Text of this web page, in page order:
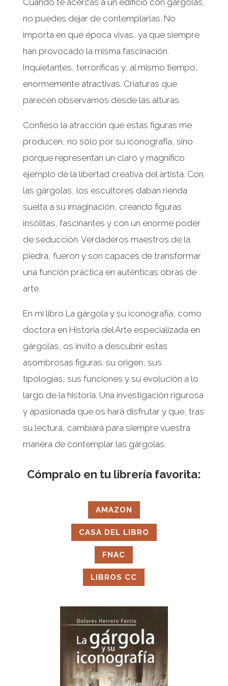
Cuando te acercas a un edificio con gárgolas,
no puedes dejar de contemplarlas. No
importa en qué época vivas, ya que siempre
han provocado la misma fascinación.
Inquietantes, terroríficas y, al mismo tiempo,
enormemente atractivas. Criaturas que
parecen observarnos desde las alturas.
Confieso la atracción que estas figuras me
producen, no sólo por su iconografía, sino
porque representan un claro y magnífico
ejemplo de la libertad creativa del artista. Con
las gárgolas, los escultores daban rienda
suelta a su imaginación, creando figuras
insólitas, fascinantes y con un enorme poder
de seducción. Verdaderos maestros de la
piedra, fueron y son capaces de transformar
una función práctica en auténticas obras de
arte.
En mi libro La gárgola y su iconografía, como
doctora en Historia del Arte especializada en
gárgolas, os invito a descubrir estas
asombrosas figuras: su origen, sus
tipologías, sus funciones y su evolución a lo
largo de la historia. Una investigación rigurosa
y apasionada que os hará disfrutar y que, tras
su lectura, cambiará para siempre vuestra
manera de contemplar las gárgolas.
Cómpralo en tu librería favorita:
AMAZON
CASA DEL LIBRO
FNAC
LIBROS CC